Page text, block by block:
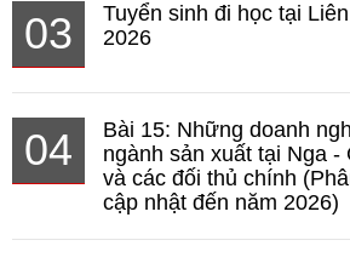
03
Tuyển sinh đi học tại
2026
04
Bài 15: Những doanh
ngành sản xuất tại Nga
và các đối thủ chính
cập nhật đến năm 2026)